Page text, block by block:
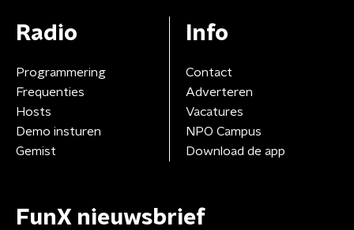
Radio
Programmering
Frequenties
Hosts
Demo insturen
Gemist
Info
Contact
Adverteren
Vacatures
NPO Campus
Download de app
FunX nieuwsbrief